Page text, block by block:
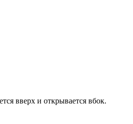
вверх и открывается вбок.